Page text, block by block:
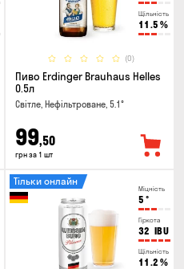
Щільність
11.5 %
(0)
Пиво Erdinger Brauhaus Helles
0.5л
Світле, Нефільтроване, 5.1°
99,50
грн за 1 шт
Міцність
5 °
Гіркота
32 IBU
Щільність
11.2 %
Тільки онлайн